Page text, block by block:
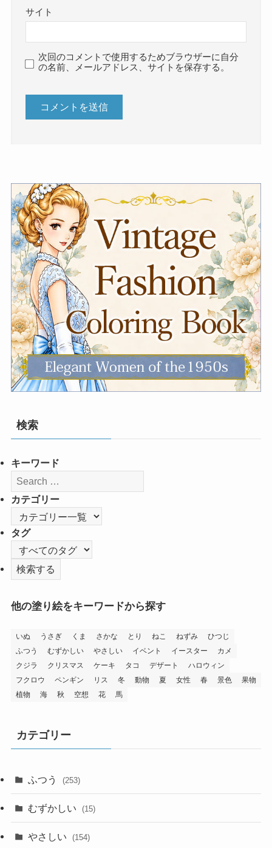
サイト
次回のコメントで使用するためブラウザーに自分
の名前、メールアドレス、サイトを保存する。
検索
キーワード
カテゴリー
タグ
他の塗り絵をキーワードから探す
いぬ うさぎ くま さかな とり ねこ ねずみ
ひつじ
ふつう
むずかしい やさしい イベント イースター
カメ
クジラ
クリスマス ケーキ タコ デザート
ハロウィン
フクロウ
ペンギン リス 冬 動物 夏 女性 春 景色
果物
植物
海 秋 空想 花 馬
カテゴリー
ふつう (253)
むずかしい (15)
やさしい (154)